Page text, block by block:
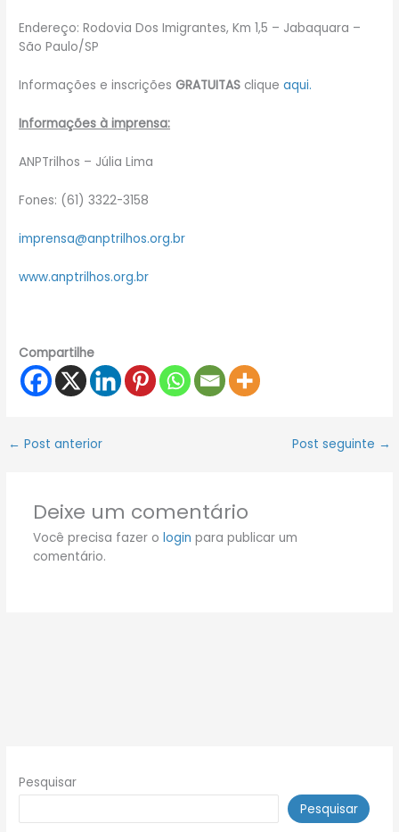
Endereço: Rodovia Dos Imigrantes, Km 1,5 – Jabaquara –
São Paulo/SP
Informações e inscrições GRATUITAS cliqueaqui.
Informações à imprensa:
ANPTrilhos – Júlia Lima
Fones: (61) 3322-3158
imprensa@anptrilhos.org.br
www.anptrilhos.org.br
Compartilhe
← Post anterior Post seguinte →
Deixe um comentário
Você precisa fazer o login para publicar um
comentário.
Pesquisar
Pesquisar